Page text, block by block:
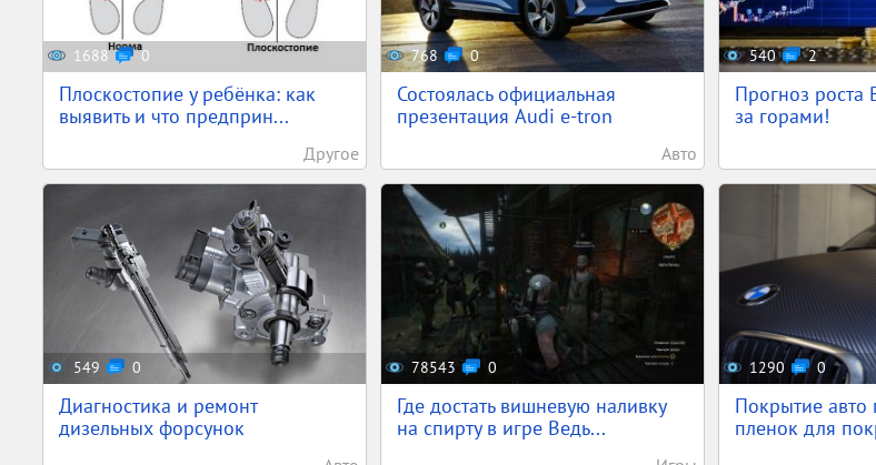
1688 0
Плоскостопие у ребёнка: как
выявить и что предприн...
Другое
768 0
Состоялась официальная
презентация Audi e-tron
Авто
540 2
Прогноз роста
за горами!
549 0
Диагностика и ремонт
дизельных форсунок
78543 0
Где достать вишневую наливку
на спирту в игре Ведь...
1290 0
Покрытие авто
пленок для